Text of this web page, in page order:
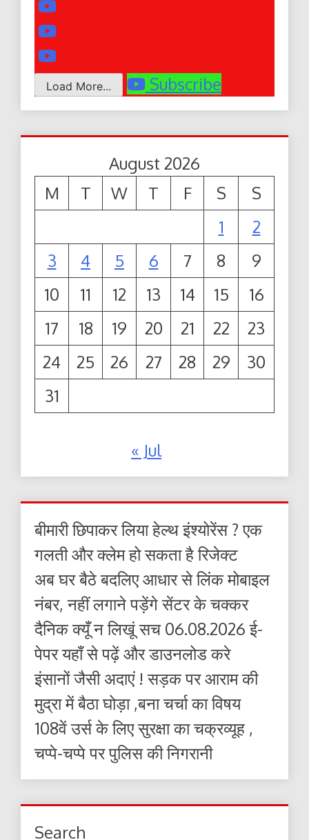
Load More... Subscribe
August 2026
M
T W T F S
S
1
2
3
4 5 6 7 8
9
10
11 12 13 14 15
16
17
18 19 20 21 22
23
24
25 26 27 28 29
30
31
« Jul
बीमारी छिपाकर लिया हेल्थ इंश्योरेंस ? एक
गलती और क्लेम हो सकता है रिजेक्ट
अब घर बैठे बदलिए आधार से लिंक मोबाइल
नंबर, नहीं लगाने पड़ेंगे सेंटर के चक्कर
दैनिक क्यूँ न लिखूं सच 06.08.2026 ई-
पेपर यहाँ से पढ़ें और डाउनलोड करे
इंसानों जैसी अदाएं ! सड़क पर आराम की
मुद्रा में बैठा घोड़ा ,बना चर्चा का विषय
108वें उर्स के लिए सुरक्षा का चक्रव्यूह ,
चप्पे-चप्पे पर पुलिस की निगरानी
Search